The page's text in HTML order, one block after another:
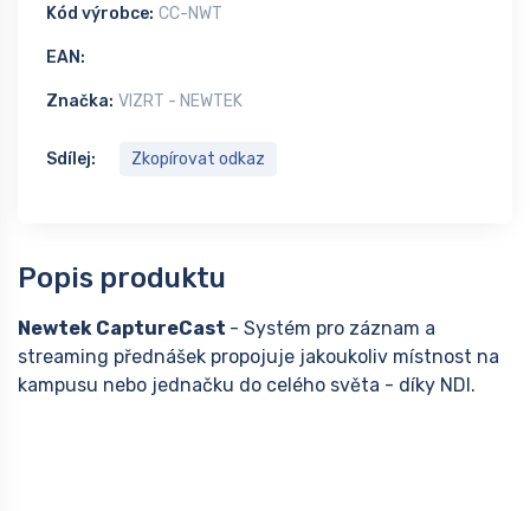
Kód výrobce: CC-NWT
EAN:
Značka: VIZRT - NEWTEK
Sdílej: Zkopírovat odkaz
Popis produktu
Newtek CaptureCast - Systém pro záznam a
streaming přednášek propojuje jakoukoliv místnost na
kampusu nebo jednačku do celého světa - díky NDI.